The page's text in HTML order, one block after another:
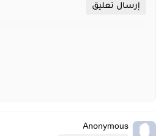
إرسال تعليق
Anonymous